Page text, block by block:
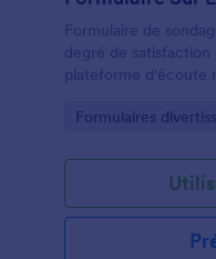
Formulaire de
degré de satisfaction
plateforme d'écoute
Go to Category:
Formulaires